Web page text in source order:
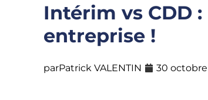
Intérim vs CDD
entreprise !
parPatrick VALENTIN 30